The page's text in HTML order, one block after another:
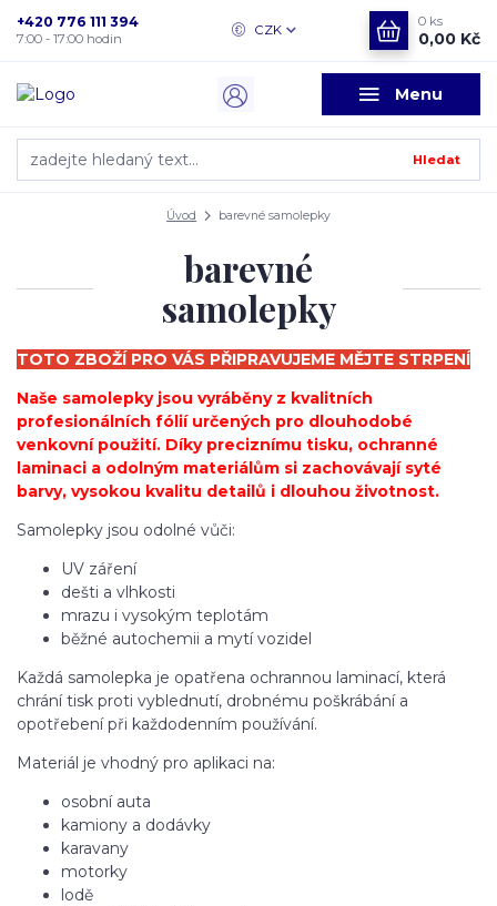
Menu
CZK
Hledat
+420 776 111 394
7:00 - 17:00 hodin
0 ks
0,00 Kč
Úvod barevné samolepky
barevné
samolepky
TOTO ZBOŽÍ PRO VÁS PŘIPRAVUJEME MĚJTE STRPENÍ
Naše samolepky jsou vyráběny z kvalitních
profesionálních fólií určených pro dlouhodobé
venkovní použití. Díky preciznímu tisku, ochranné
laminaci a odolným materiálům si zachovávají syté
barvy, vysokou kvalitu detailů i dlouhou životnost.
Samolepky jsou odolné vůči:
UV záření
dešti a vlhkosti
mrazu i vysokým teplotám
běžné autochemii a mytí vozidel
Každá samolepka je opatřena ochrannou laminací, která
chrání tisk proti vyblednutí, drobnému poškrábání a
opotřebení při každodenním používání.
Materiál je vhodný pro aplikaci na:
osobní auta
kamiony a dodávky
karavany
motorky
lodě